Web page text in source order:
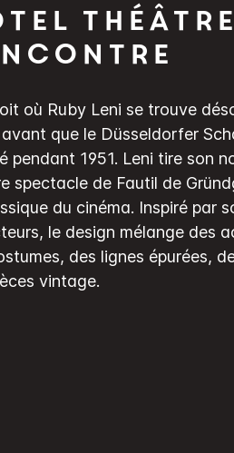
où Ruby Leni se trouve
que le Düsseldorfer
pendant 1951. Leni tire son
spectacle de Fautil de
du cinéma. Inspiré par
le design mélange des
des lignes épurées,
vintage.